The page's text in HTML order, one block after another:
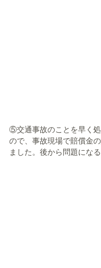
⑤交通事故のことを早く
ので、事故現場で賠償
ました。後から問題にな